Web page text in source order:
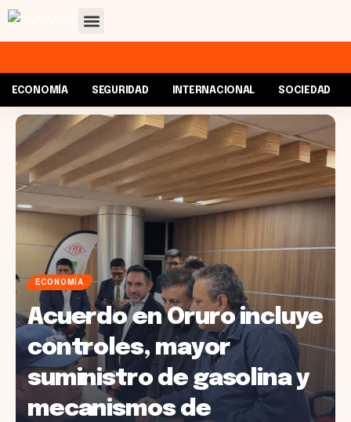
ECONOMÍA SEGURIDAD INTERNACIONAL SOCIEDAD
ECONOMÍA
Acuerdo en Oruro incluye
controles, mayor
suministro de gasolina y
mecanismos de